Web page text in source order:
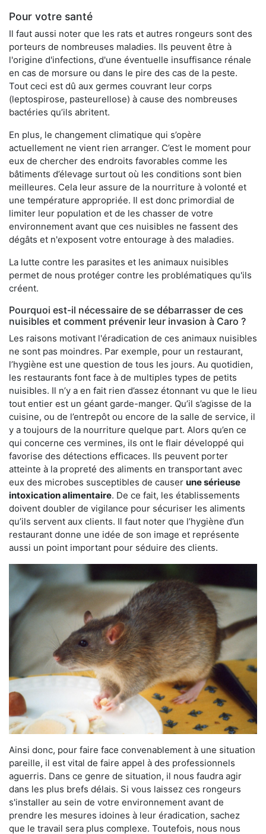
Pour votre santé
Il faut aussi noter que les rats et autres rongeurs sont des
porteurs de nombreuses maladies. Ils peuvent être à
l'origine d'infections, d'une éventuelle insuffisance rénale
en cas de morsure ou dans le pire des cas de la peste.
Tout ceci est dû aux germes couvrant leur corps
(leptospirose, pasteurellose) à cause des nombreuses
bactéries qu’ils abritent.
En plus, le changement climatique qui s’opère
actuellement ne vient rien arranger. C’est le moment pour
eux de chercher des endroits favorables comme les
bâtiments d’élevage surtout où les conditions sont bien
meilleures. Cela leur assure de la nourriture à volonté et
une température appropriée. Il est donc primordial de
limiter leur population et de les chasser de votre
environnement avant que ces nuisibles ne fassent des
dégâts et n'exposent votre entourage à des maladies.
La lutte contre les parasites et les animaux nuisibles
permet de nous protéger contre les problématiques qu'ils
créent.
Pourquoi est-il nécessaire de se débarrasser de ces
nuisibles et comment prévenir leur invasion à Caro ?
Les raisons motivant l'éradication de ces animaux nuisibles
ne sont pas moindres. Par exemple, pour un restaurant,
l’hygiène est une question de tous les jours. Au quotidien,
les restaurants font face à de multiples types de petits
nuisibles. Il n’y a en fait rien d’assez étonnant vu que le lieu
tout entier est un géant garde-manger. Qu’il s’agisse de la
cuisine, ou de l’entrepôt ou encore de la salle de service, il
y a toujours de la nourriture quelque part. Alors qu’en ce
qui concerne ces vermines, ils ont le flair développé qui
favorise des détections efficaces. Ils peuvent porter
atteinte à la propreté des aliments en transportant avec
eux des microbes susceptibles de causer une sérieuse
intoxication alimentaire. De ce fait, les établissements
doivent doubler de vigilance pour sécuriser les aliments
qu’ils servent aux clients. Il faut noter que l’hygiène d’un
restaurant donne une idée de son image et représente
aussi un point important pour séduire des clients.
Ainsi donc, pour faire face convenablement à une situation
pareille, il est vital de faire appel à des professionnels
aguerris. Dans ce genre de situation, il nous faudra agir
dans les plus brefs délais. Si vous laissez ces rongeurs
s'installer au sein de votre environnement avant de
prendre les mesures idoines à leur éradication, sachez
que le travail sera plus complexe. Toutefois, nous nous